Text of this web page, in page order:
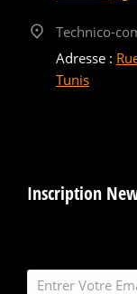
Technico-
Adresse :
Tunis
Inscription